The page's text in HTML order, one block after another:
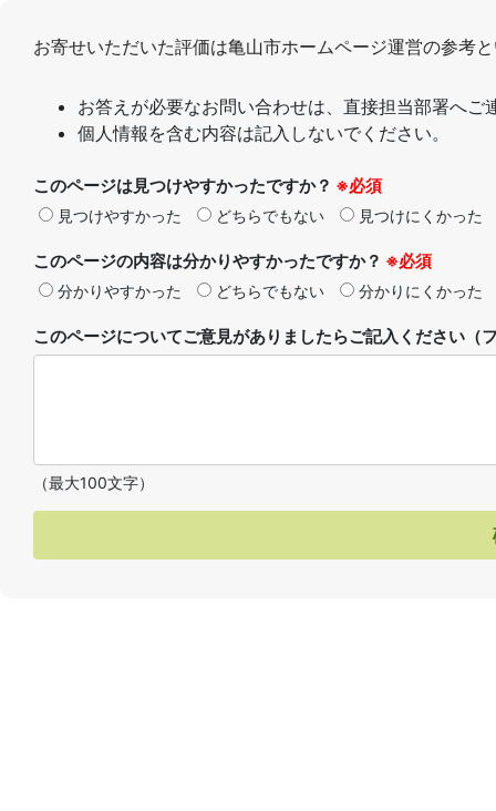
お寄せいただいた評価は亀山市ホームページ運営の参考
お答えが必要なお問い合わせは、直接担当部署へご
個人情報を含む内容は記入しないでください。
このページは見つけやすかったですか？ ※必須
見つけやすかった どちらでもない 見つけにくかった
このページの内容は分かりやすかったですか？ ※必須
分かりやすかった どちらでもない 分かりにくかった
このページについてご意見がありましたらご記入ください
（最大100文字）